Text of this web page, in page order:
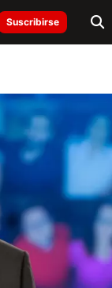
Suscribirse